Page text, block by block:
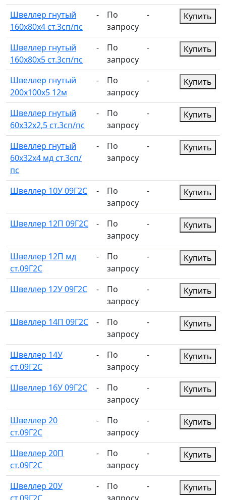
Швеллер гнутый
160х80х4 ст.3сп/пс
-
По
запросу
- Купить
Швеллер гнутый
160х80х5 ст.3сп/пс
-
По
запросу
- Купить
Швеллер гнутый
200х100х5 12м
-
По
запросу
- Купить
Швеллер гнутый
60х32х2,5 ст.3сп/пс
-
По
запросу
- Купить
Швеллер гнутый
60х32х4 мд ст.3сп/
пс
-
По
запросу
- Купить
Швеллер 10У 09Г2С -
По
запросу
- Купить
Швеллер 12П 09Г2С -
По
запросу
- Купить
Швеллер 12П мд
ст.09Г2С
-
По
запросу
- Купить
Швеллер 12У 09Г2С -
По
запросу
- Купить
Швеллер 14П 09Г2С -
По
запросу
- Купить
Швеллер 14У
ст.09Г2С
-
По
запросу
- Купить
Швеллер 16У 09Г2С -
По
запросу
- Купить
Швеллер 20
ст.09Г2С
-
По
запросу
- Купить
Швеллер 20П
ст.09Г2С
-
По
запросу
- Купить
Швеллер 20У
-
По
- Купить